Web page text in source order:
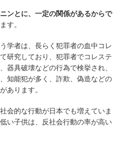
ンとに、一定の関係があるからで
す。
学者は、長らく犯罪者の血中コレ
研究しており、犯罪者でコレステ
器具破壊などの行為で検挙され、
知能犯が多く、詐欺、偽造などの
あります。
会的な行動が日本でも増えていま
い子供は、反社会行動の率が高い